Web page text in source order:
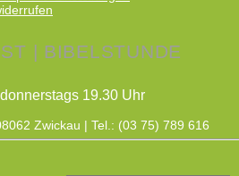
| BIBELSTUNDE
19.30 Uhr
Zwickau | Tel.: (03 75) 789 616